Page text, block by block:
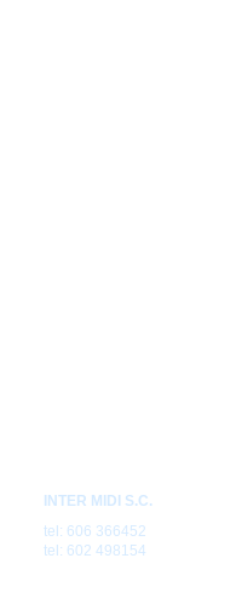
INTER MIDI S.C.
tel: 606 366452
tel: 602 498154